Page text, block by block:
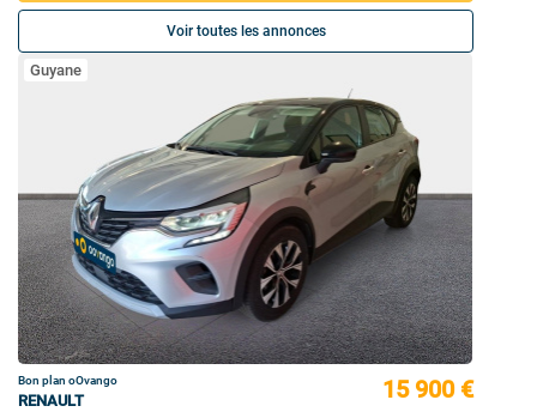
Voir toutes les annonces
Guyane
Bon plan oOvango
RENAULT
15 900 €